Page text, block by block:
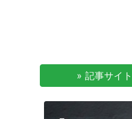
» 記事サイ